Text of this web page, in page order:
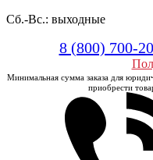
Сб.-Вс.: выходные
8 (800) 700-
Минимальная сумма заказа для
приобрести